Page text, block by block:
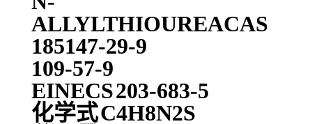
ALLYLTHIOUREACAS
185147-29-9
109-57-9
EINECS203-683-5
化学式C4H8N2S